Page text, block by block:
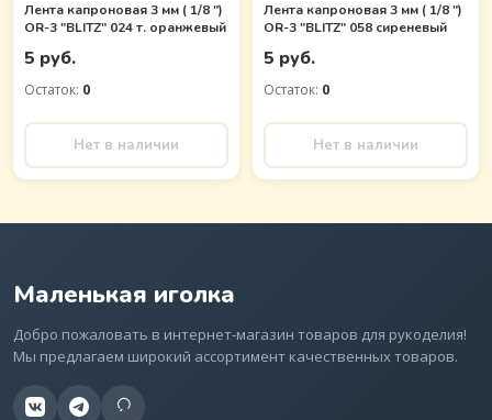
Лента капроновая 3 мм ( 1/8 ")
OR-3 "BLITZ" 024 т. оранжевый
5 руб.
Остаток: 0
Нет в наличии
Лента капроновая 3 мм ( 1/8 ")
OR-3 "BLITZ" 058 сиреневый
5 руб.
Остаток: 0
Нет в наличии
Маленькая иголка
Добро пожаловать в интернет-магазин товаров для рукоделия!
Мы предлагаем широкий ассортимент качественных товаров.